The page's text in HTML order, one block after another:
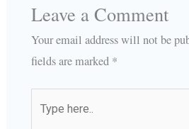
Leave a Comment
Your email address will not be
fields are marked *
here..